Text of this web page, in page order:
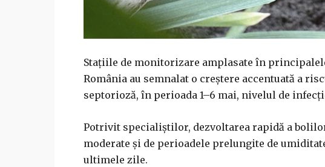
Stațiile de monitorizare amplasate în
România au semnalat o creștere accentuată a
septorioză, în perioada 1–6 mai, nivelul de
Potrivit specialiștilor, dezvoltarea rapidă a
moderate și de perioadele prelungite de
ultimele zile.